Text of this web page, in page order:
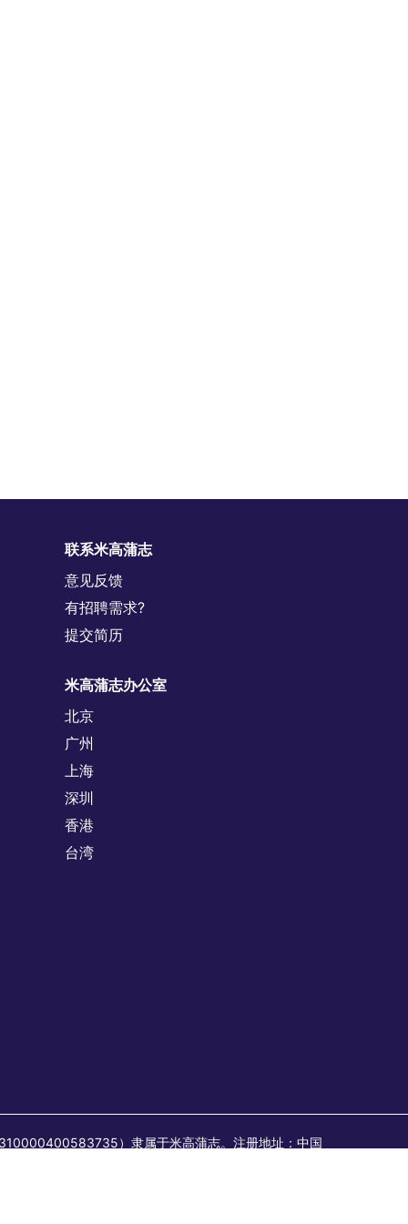
联系米高蒲志
意见反馈
有招聘需求?
提交简历
米高蒲志办公室
北京
广州
上海
深圳
香港
台湾
）隶属于米高蒲志。注册地址：中国